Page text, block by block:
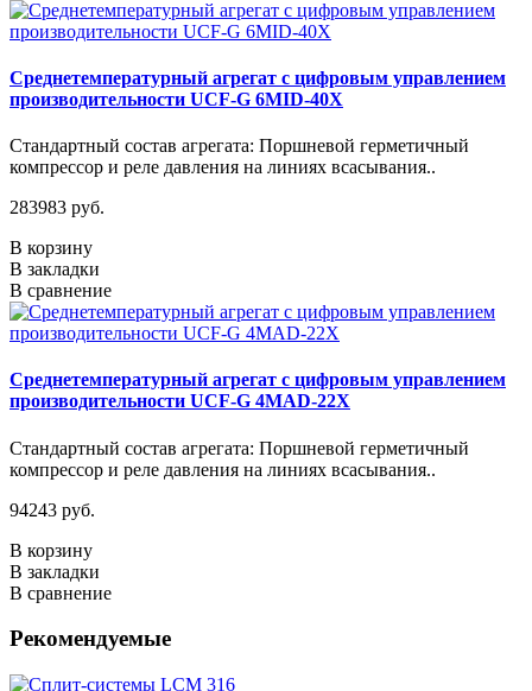
Среднетемпературный агрегат с цифровым управлением
производительности UCF-G 6MID-40X
Стандартный состав агрегата: Поршневой герметичный
компрессор и реле давления на линиях всасывания..
283983 руб.
В корзину
В закладки
В сравнение
Среднетемпературный агрегат с цифровым управлением
производительности UCF-G 4МАD-22Х
Стандартный состав агрегата: Поршневой герметичный
компрессор и реле давления на линиях всасывания..
94243 руб.
В корзину
В закладки
В сравнение
Рекомендуемые